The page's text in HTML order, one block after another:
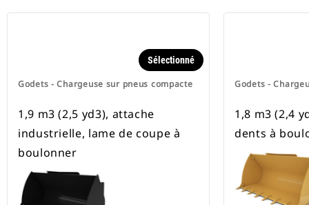
Godets - Chargeuse sur pneus compacte
Sélectionné
1,9 m3 (2,5 yd3), attache
industrielle, lame de coupe à
boulonner
Godets -
1,8 m3 (2,4
dents à